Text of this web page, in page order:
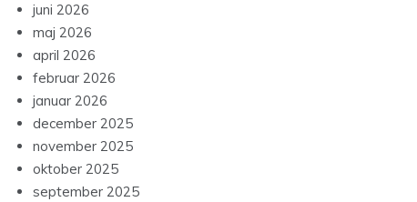
juni 2026
maj 2026
april 2026
februar 2026
januar 2026
december 2025
november 2025
oktober 2025
september 2025